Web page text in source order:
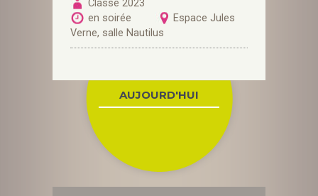
Classe 2023
en soirée
Espace Jules
Verne, salle Nautilus
AUJOURD'HUI